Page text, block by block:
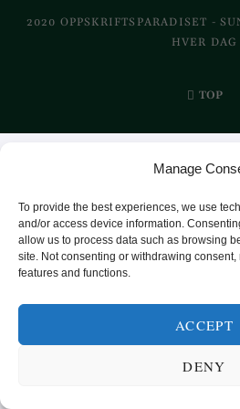
Manage
To provide the best experiences, we use
and/or access device information.
allow us to process data such as browsing
site. Not consenting or withdrawing
features and functions.
ACCEPT
DENY
2020 OPPSKRIFTSPARADISET -
HVER DAG
TOP